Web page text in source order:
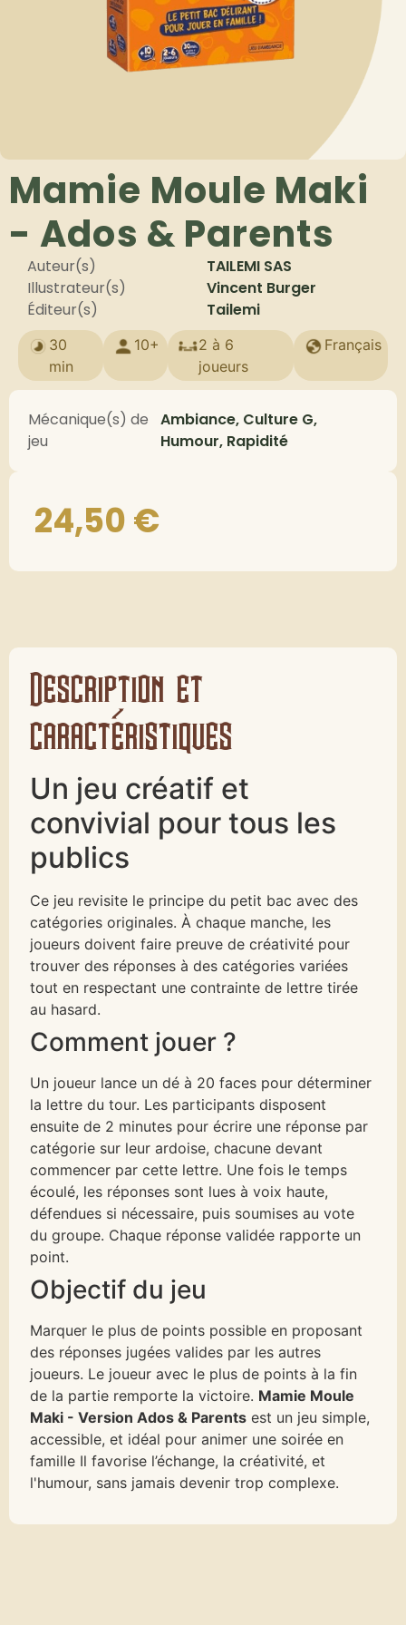
Mamie Moule Maki
- Ados & Parents
Auteur(s)
TAILEMI SAS
Illustrateur(s)
Vincent Burger
Éditeur(s)
Tailemi
30
min
10+
2 à 6
joueurs
Français
Mécanique(s) de
jeu
Ambiance, Culture G,
Humour, Rapidité
24,50€
Description et
caractéristiques
Un jeu créatif et
convivial pour tous les
publics
Ce jeu revisite le principe du petit bac avec des
catégories originales. À chaque manche, les
joueurs doivent faire preuve de créativité pour
trouver des réponses à des catégories variées
tout en respectant une contrainte de lettre tirée
au hasard.
Comment jouer ?
Un joueur lance un dé à 20 faces pour déterminer
la lettre du tour. Les participants disposent
ensuite de 2 minutes pour écrire une réponse par
catégorie sur leur ardoise, chacune devant
commencer par cette lettre. Une fois le temps
écoulé, les réponses sont lues à voix haute,
défendues si nécessaire, puis soumises au vote
du groupe. Chaque réponse validée rapporte un
point.
Objectif du jeu
Marquer le plus de points possible en proposant
des réponses jugées valides par les autres
joueurs. Le joueur avec le plus de points à la fin
de la partie remporte la victoire. Mamie Moule
Maki - Version Ados & Parents est un jeu simple,
accessible, et idéal pour animer une soirée en
famille Il favorise l’échange, la créativité, et
l'humour, sans jamais devenir trop complexe.